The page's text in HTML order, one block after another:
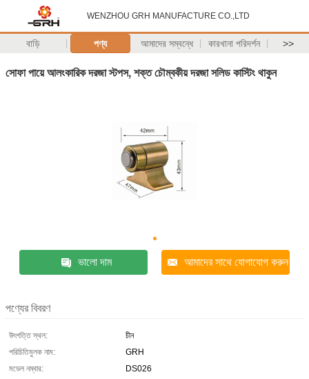
WENZHOU GRH MANUFACTURE CO.,LTD
বাড়ি পণ্য আমাদের সম্বন্ধে কারখানা পরিদর্শন >>
সোফা পায়ে আলংকারিক দরজা স্টপস, শক্ত চৌম্বকীয় দরজা সলিড কাস্টিং থাকুন
ভালো দাম আমাদের সাথে যোগাযোগ করুন
পণ্যের বিবরণ
উৎপত্তি স্থল:
চীন
পরিচিতিমুলক নাম:
GRH
মডেল নম্বার:
DS026